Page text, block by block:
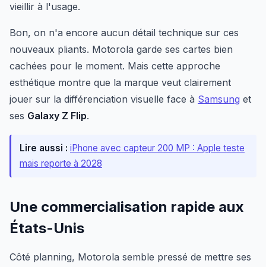
vieillir à l'usage.
Bon, on n'a encore aucun détail technique sur ces
nouveaux pliants. Motorola garde ses cartes bien
cachées pour le moment. Mais cette approche
esthétique montre que la marque veut clairement
jouer sur la différenciation visuelle face à Samsung et
ses Galaxy Z Flip.
Lire aussi : iPhone avec capteur 200 MP : Apple teste
mais reporte à 2028
Une commercialisation rapide aux
États-Unis
Côté planning, Motorola semble pressé de mettre ses